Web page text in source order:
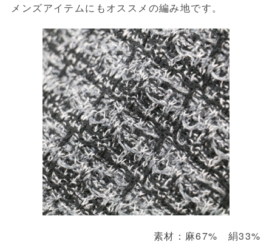
メンズアイテムにもオススメの編み地です。
素材：麻67% 絹33%